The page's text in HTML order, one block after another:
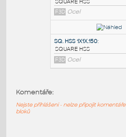
SQ. HSS 1X1X.110:
SQUARE HSS
F3D Ocel
F3D Ocel
Komentáře:
Nejste přihlášeni - nelze připojit komentáře
bloků